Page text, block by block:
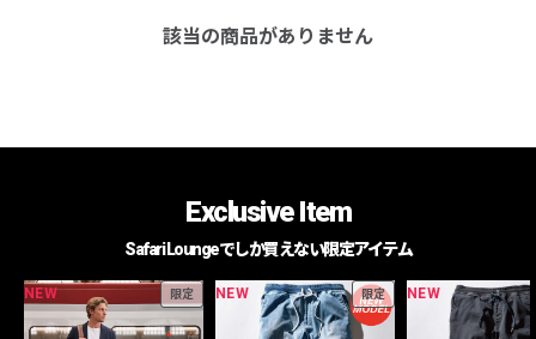
該当の商品がありません
Exclusive Item
Safari Loungeでしか買えない限定アイテム
NEW 限定 NEW 限定 NEW